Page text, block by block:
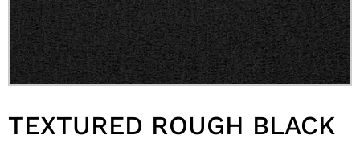
TEXTURED ROUGH BLACK